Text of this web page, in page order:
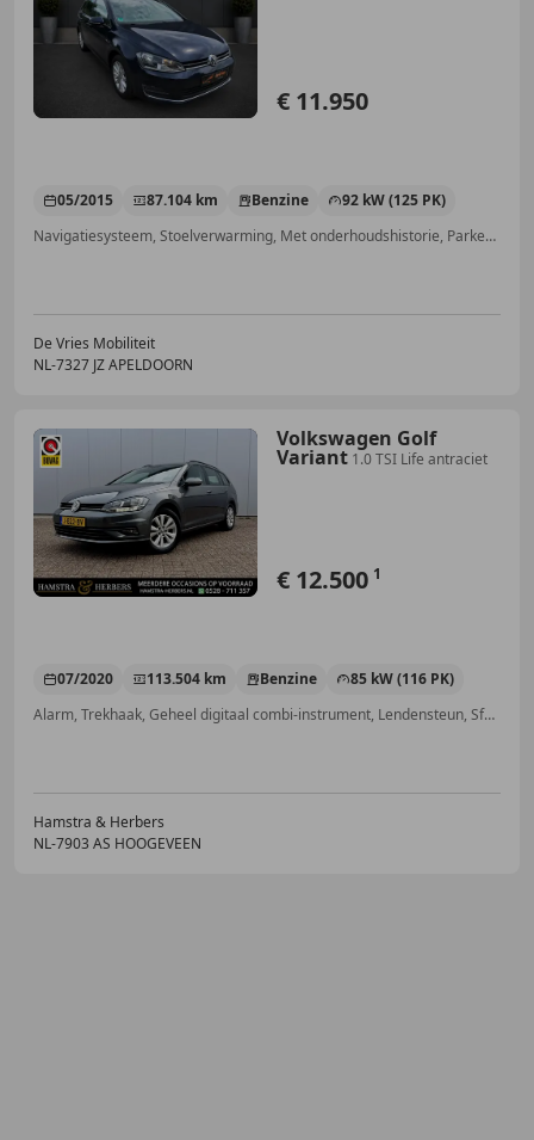
€ 11.950
05/2015 87.104 km Benzine
92 kW (125 PK)
Navigatiesysteem, Stoelverwarming, Met onderhoudshistorie, Parkeerhulp voor, Alarm, Spoiler, Elektrische ramen, Lendensteun
De Vries Mobiliteit
NL-7327 JZ APELDOORN
Volkswagen Golf
Variant 1.0 TSI Life antraciet
€ 12.500 1
07/2020 113.504 km Benzine
85 kW (116 PK)
Alarm, Trekhaak, Geheel digitaal combi-instrument, Lendensteun, Sfeerverlichting, Lichtmetalen velgen, Binnenspiegel automatisch dimmend, Elektrische ramen
Hamstra & Herbers
NL-7903 AS HOOGEVEEN